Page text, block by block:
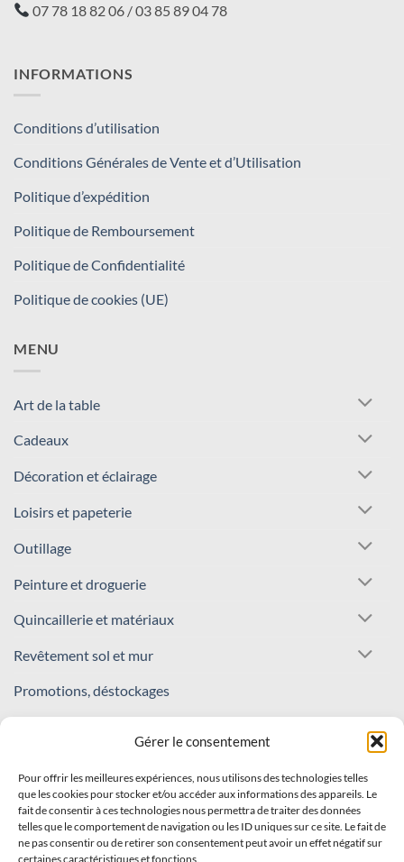
Gérer le consentement
Pour offrir les meilleures expériences, nous utilisons des technologies telles
que les cookies pour stocker et/ou accéder aux informations des appareils. Le
fait de consentir à ces technologies nous permettra de traiter des données
telles que le comportement de navigation ou les ID uniques sur ce site. Le fait de
ne pas consentir ou de retirer son consentement peut avoir un effet négatif sur
certaines caractéristiques et fonctions.
07 78 18 82 06 / 03 85 89 04 78
INFORMATIONS
Conditions d’utilisation
Conditions Générales de Vente et d’Utilisation
Politique d’expédition
Politique de Remboursement
Politique de Confidentialité
Politique de cookies (UE)
MENU
Art de la table
Cadeaux
Décoration et éclairage
Loisirs et papeterie
Outillage
Peinture et droguerie
Quincaillerie et matériaux
Revêtement sol et mur
Promotions, déstockages
REJOIGNEZ NOTRE COMMUNAUTÉ !
Inscrivez-vous à notre newsletter
Recevez nos offres et nouveautés en avant-première !